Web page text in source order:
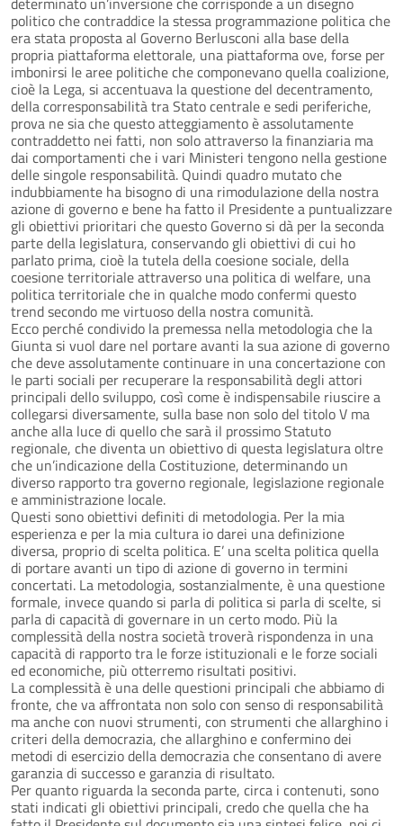
politico che contraddice la stessa programmazione politica che
era stata proposta al Governo Berlusconi alla base della
propria piattaforma elettorale, una piattaforma ove, forse per
imbonirsi le aree politiche che componevano quella coalizione,
cioè la Lega, si accentuava la questione del decentramento,
della corresponsabilità tra Stato centrale e sedi periferiche,
prova ne sia che questo atteggiamento è assolutamente
contraddetto nei fatti, non solo attraverso la finanziaria ma
dai comportamenti che i vari Ministeri tengono nella gestione
delle singole responsabilità. Quindi quadro mutato che
indubbiamente ha bisogno di una rimodulazione della nostra
azione di governo e bene ha fatto il Presidente a puntualizzare
gli obiettivi prioritari che questo Governo si dà per la seconda
parte della legislatura, conservando gli obiettivi di cui ho
parlato prima, cioè la tutela della coesione sociale, della
coesione territoriale attraverso una politica di welfare, una
politica territoriale che in qualche modo confermi questo
trend secondo me virtuoso della nostra comunità.
Ecco perché condivido la premessa nella metodologia che la
Giunta si vuol dare nel portare avanti la sua azione di governo
che deve assolutamente continuare in una concertazione con
le parti sociali per recuperare la responsabilità degli attori
principali dello sviluppo, così come è indispensabile riuscire a
collegarsi diversamente, sulla base non solo del titolo V ma
anche alla luce di quello che sarà il prossimo Statuto
regionale, che diventa un obiettivo di questa legislatura oltre
che un’indicazione della Costituzione, determinando un
diverso rapporto tra governo regionale, legislazione regionale
e amministrazione locale.
Questi sono obiettivi definiti di metodologia. Per la mia
esperienza e per la mia cultura io darei una definizione
diversa, proprio di scelta politica. E’ una scelta politica quella
di portare avanti un tipo di azione di governo in termini
concertati. La metodologia, sostanzialmente, è una questione
formale, invece quando si parla di politica si parla di scelte, si
parla di capacità di governare in un certo modo. Più la
complessità della nostra società troverà rispondenza in una
capacità di rapporto tra le forze istituzionali e le forze sociali
ed economiche, più otterremo risultati positivi.
La complessità è una delle questioni principali che abbiamo di
fronte, che va affrontata non solo con senso di responsabilità
ma anche con nuovi strumenti, con strumenti che allarghino i
criteri della democrazia, che allarghino e confermino dei
metodi di esercizio della democrazia che consentano di avere
garanzia di successo e garanzia di risultato.
Per quanto riguarda la seconda parte, circa i contenuti, sono
stati indicati gli obiettivi principali, credo che quella che ha